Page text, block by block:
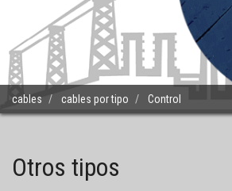
cables cables por tipo Control
Otros tipos